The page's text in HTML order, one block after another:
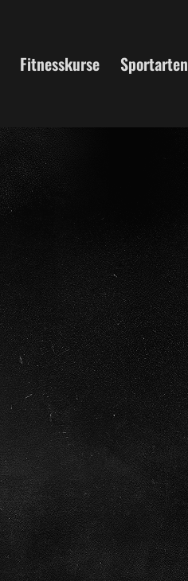
Fitnesskurse Sportarten